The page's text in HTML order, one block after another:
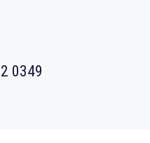
0349